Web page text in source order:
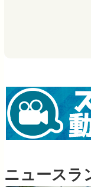
ニュースラ